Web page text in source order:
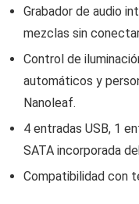
Grabador de audio
mezclas sin
Control de
automáticos y
Nanoleaf.
4 entradas USB, 1
SATA incorporada
Compatibilidad con